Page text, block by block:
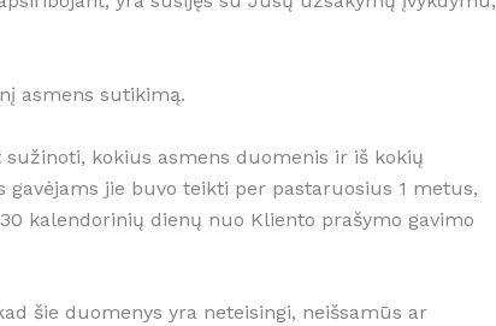
asmens sutikimą.
kokius asmens duomenis ir iš kokių
jie buvo teikti per pastaruosius 1 metus,
kalendorinių dienų nuo Kliento prašymo gavimo
šie duomenys yra neteisingi, neišsamūs ar